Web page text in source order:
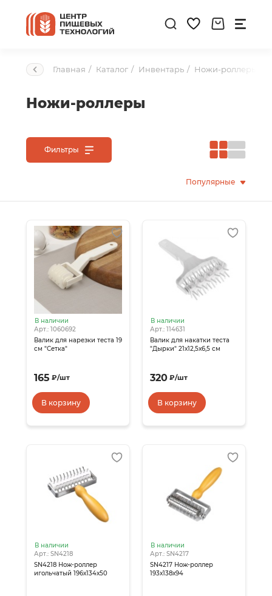
Главная Каталог Инвентарь Ножи-роллеры
Ножи-роллеры
Фильтры
Популярные
В наличии
Арт.: 1060692
Валик для нарезки теста 19
см "Сетка"
165 ₽/шт
В корзину
В наличии
Арт.: 114631
Валик для накатки теста
"Дырки" 21х12,5х6,5 см
320 ₽/шт
В корзину
В наличии
Арт.: SN4218
SN4218 Нож-роллер
игольчатый 196х134х50
В наличии
Арт.: SN4217
SN4217 Нож-роллер
193х138х94